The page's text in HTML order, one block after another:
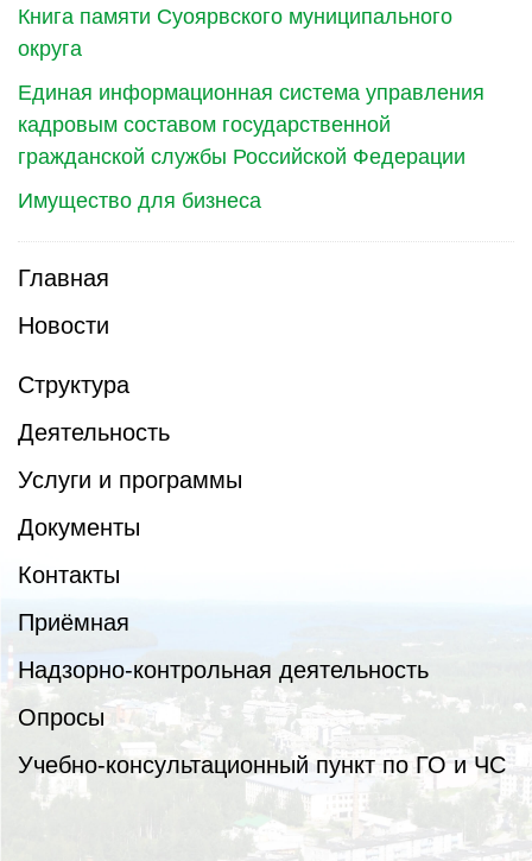
Книга памяти Суоярвского муниципального
округа
Единая информационная система управления
кадровым составом государственной
гражданской службы Российской Федерации
Имущество для бизнеса
Главная
Новости
Структура
Деятельность
Услуги и программы
Документы
Контакты
Приёмная
Надзорно-контрольная деятельность
Опросы
Учебно-консультационный пункт по ГО и ЧС